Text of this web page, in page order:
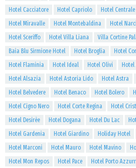
Hotel Cacciatore
Hotel Capriolo Hotel Centrale
Hotel Miravalle
Hotel Montebaldina Hotel
Hotel Sceriffo
Hotel Villa Liana
Villa Cortine
Baia Blu Sirmione Hotel
Hotel Broglia Hotel
Hotel Flaminia
Hotel Ideal Hotel Olivi Hotel
Hotel Alsazia
Hotel Astoria Lido Hotel Astra
Hotel Belvedere
Hotel Benaco Hotel Bolero
Hotel Cigno Nero
Hotel Corte Regina Hotel
Hotel Desirèe
Hotel Dogana Hotel Du Lac
Hotel Gardenia
Hotel Giardino Holiday Hotel
Hotel Marconi
Hotel Mauro Hotel Mavino
Hotel Mon Repos
Hotel Pace Hotel Porto